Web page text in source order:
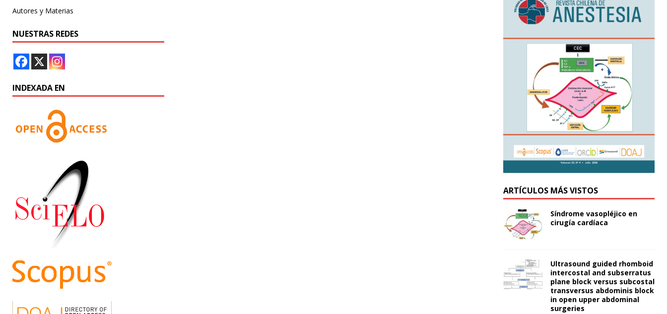
Autores y Materias
NUESTRAS REDES
INDEXADA EN
ARTÍCULOS MÁS VISTOS
Síndrome vasopléjico en
cirugía cardíaca
Ultrasound guided rhomboid
intercostal and subserratus
plane block versus subcostal
transversus abdominis block
in open upper abdominal
surgeries